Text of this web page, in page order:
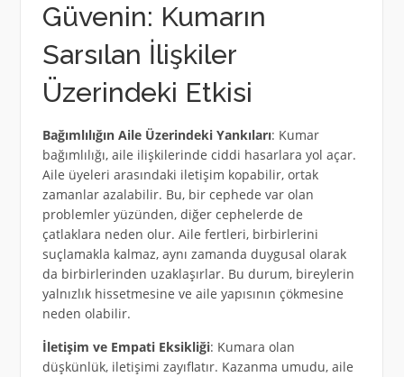
Güvenin: Kumarın
Sarsılan İlişkiler
Üzerindeki Etkisi
Bağımlılığın Aile Üzerindeki Yankıları: Kumar
bağımlılığı, aile ilişkilerinde ciddi hasarlara yol açar.
Aile üyeleri arasındaki iletişim kopabilir, ortak
zamanlar azalabilir. Bu, bir cephede var olan
problemler yüzünden, diğer cephelerde de
çatlaklara neden olur. Aile fertleri, birbirlerini
suçlamakla kalmaz, aynı zamanda duygusal olarak
da birbirlerinden uzaklaşırlar. Bu durum, bireylerin
yalnızlık hissetmesine ve aile yapısının çökmesine
neden olabilir.
İletişim ve Empati Eksikliği: Kumara olan
düşkünlük, iletişimi zayıflatır. Kazanma umudu, aile